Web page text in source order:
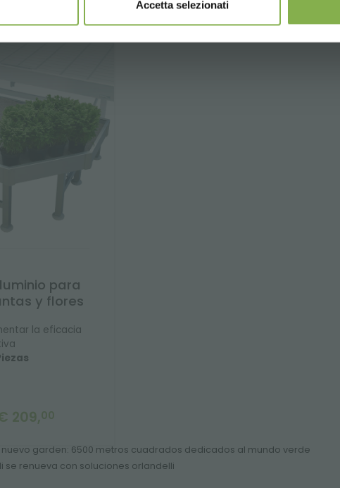
Accetta selezionati
para
y flores
la eficacia
209,00
garden: 6500 metros cuadrados dedicados al mundo verde
se renueva con soluciones orlandelli